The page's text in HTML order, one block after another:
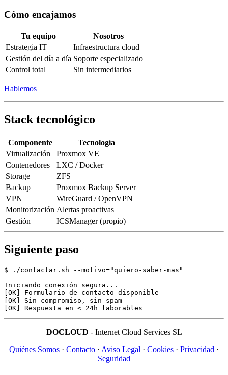
Cómo encajamos
Tu equipo
Nosotros
Estrategia IT
Infraestructura cloud
Gestión del día a día Soporte especializado
Control total
Sin intermediarios
Hablemos
Stack tecnológico
Componente
Tecnología
Virtualización
Proxmox VE
Contenedores
LXC / Docker
Storage
ZFS
Backup
Proxmox Backup Server
VPN
WireGuard / OpenVPN
Monitorización Alertas proactivas
Gestión
ICSManager (propio)
Siguiente paso
$ ./contactar.sh --motivo="quiero-saber-mas"
Iniciando conexión segura...
[OK] Formulario de contacto disponible
[OK] Sin compromiso, sin spam
DOCLOUD - Internet Cloud Services SL
Quiénes Somos · Contacto · Aviso Legal · Cookies · Privacidad ·
Seguridad